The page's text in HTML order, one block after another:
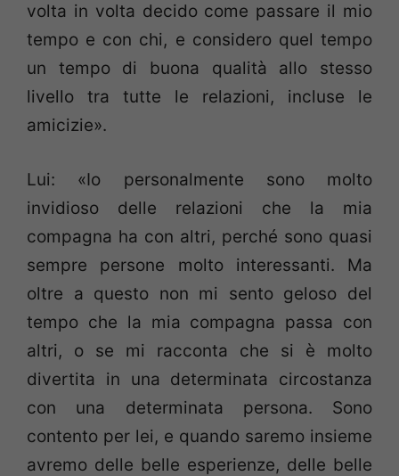
volta in volta decido come passare il mio
tempo e con chi, e considero quel tempo
un tempo di buona qualità allo stesso
livello tra tutte le relazioni, incluse le
amicizie».
Lui: «Io personalmente sono molto
invidioso delle relazioni che la mia
compagna ha con altri, perché sono quasi
sempre persone molto interessanti. Ma
oltre a questo non mi sento geloso del
tempo che la mia compagna passa con
altri, o se mi racconta che si è molto
divertita in una determinata circostanza
con una determinata persona. Sono
contento per lei, e quando saremo insieme
avremo delle belle esperienze, delle belle